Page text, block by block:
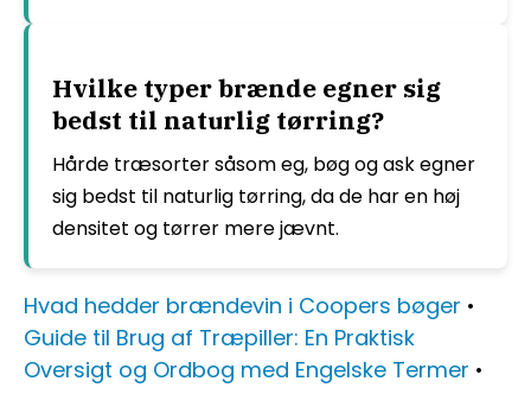
Hvilke typer brænde egner sig
bedst til naturlig tørring?
Hårde træsorter såsom eg, bøg og ask egner
sig bedst til naturlig tørring, da de har en høj
densitet og tørrer mere jævnt.
Hvad hedder brændevin i Coopers bøger •
Guide til Brug af Træpiller: En Praktisk
Oversigt og Ordbog med Engelske Termer •